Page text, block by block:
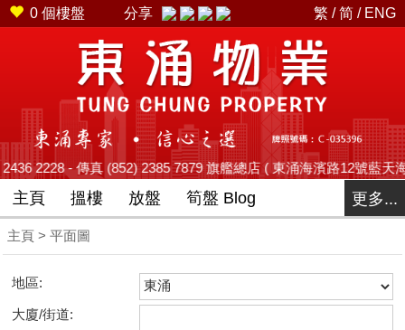
0 個樓盤 分享 繁 /简 / ENG
- 傳真 (852) 2385 7879 旗艦總店 ( 東涌海濱路12號藍
主頁 搵樓 放盤 筍盤 Blog 更多...
主頁 > 平面圖
地區:
大廈/街道: